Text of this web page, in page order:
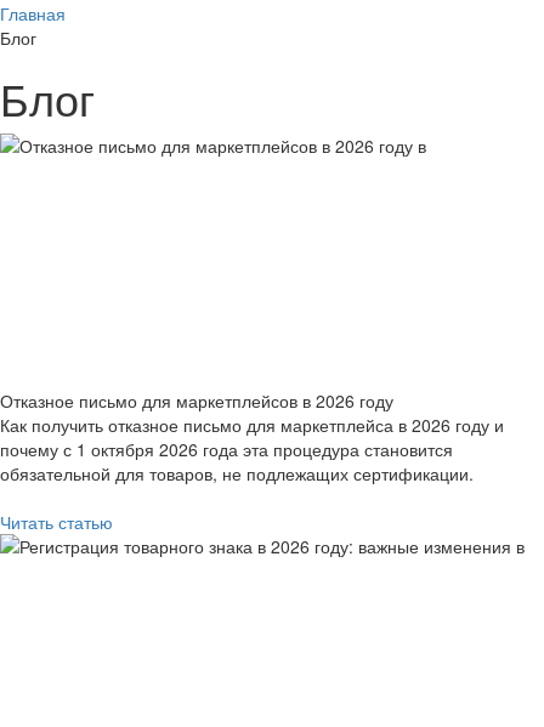
Главная
Блог
Блог
Отказное письмо для маркетплейсов в 2026 году
Как получить отказное письмо для маркетплейса в 2026 году и
почему с 1 октября 2026 года эта процедура становится
обязательной для товаров, не подлежащих сертификации.
Читать статью